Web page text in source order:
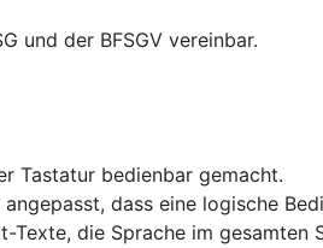
und der BFSGV vereinbar.
Tastatur bedienbar gemacht.
dass eine logische
die Sprache im gesamten